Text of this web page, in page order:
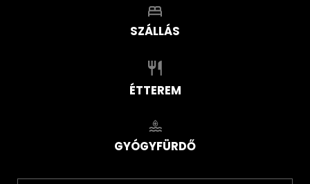
SZÁLLÁS
ÉTTEREM
GYÓGYFÜRDŐ